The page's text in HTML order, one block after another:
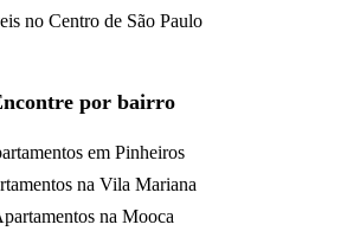
no Centro de São Paulo
por bairro
em Pinheiros
na Vila Mariana
na Mooca